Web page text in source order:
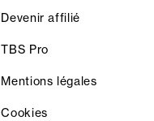
Devenir affilié
TBS Pro
Mentions légales
Cookies